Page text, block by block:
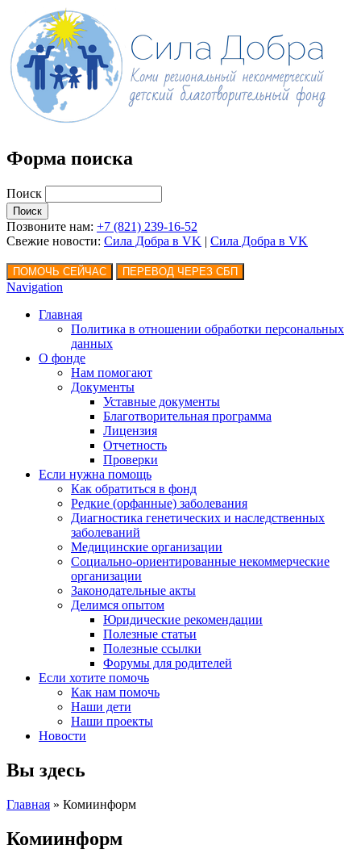
Форма поиска
Поиск
Позвоните нам: +7 (821) 239-16-52
Свежие новости: Сила Добра в VK | Сила Добра в VK
Navigation
Главная
Политика в отношении обработки персональных
данных
О фонде
Нам помогают
Документы
Уставные документы
Благотворительная программа
Лицензия
Отчетность
Проверки
Если нужна помощь
Как обратиться в фонд
Редкие (орфанные) заболевания
Диагностика генетических и наследственных
заболеваний
Медицинские организации
Социально-ориентированные некоммерческие
организации
Законодательные акты
Делимся опытом
Юридические рекомендации
Полезные статьи
Полезные ссылки
Форумы для родителей
Если хотите помочь
Как нам помочь
Наши дети
Наши проекты
Новости
Вы здесь
Главная » Комиинформ
Комиинформ